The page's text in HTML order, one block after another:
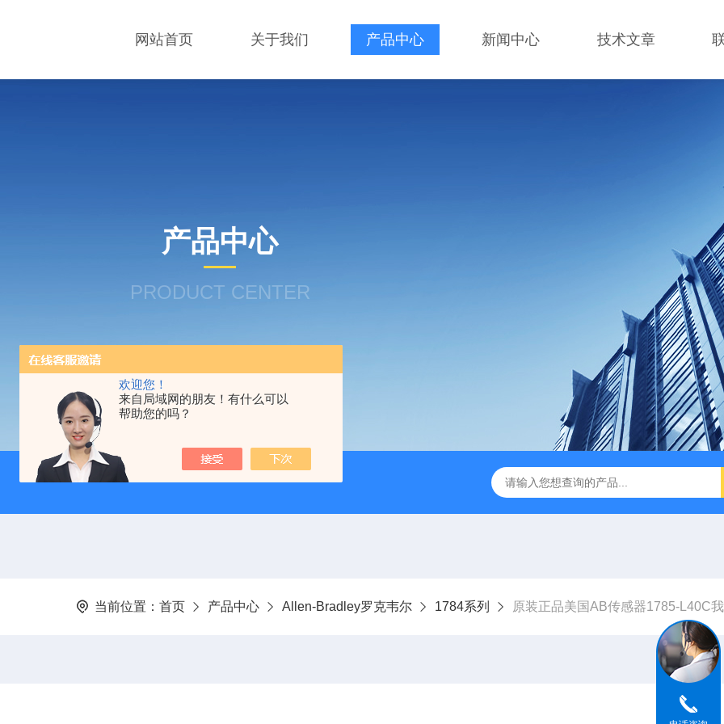
欢迎您！
来自局域网的朋友！有什么可以
帮助您的吗？
网站首页 关于我们 产品中心 新闻中心 技术文章
产品中心
PRODUCT CENTER
当前位置： 首页 产品中心 Allen-Bradley罗克韦尔 1784系列 原装正品美国AB传感器1785-L40C